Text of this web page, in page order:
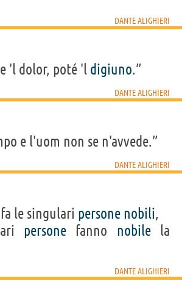
DANTE ALIGHIERI
'l dolor, poté 'l digiuno.”
DANTE ALIGHIERI
e l'uom non se n'avvede.”
DANTE ALIGHIERI
le singulari persone nobili,
persone fanno nobilela
DANTE ALIGHIERI